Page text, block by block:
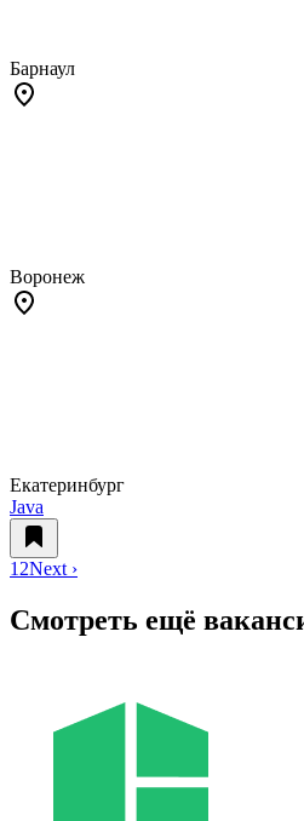
Барнаул
Воронеж
Екатеринбург
Java
1 2Next ›
Смотреть ещё